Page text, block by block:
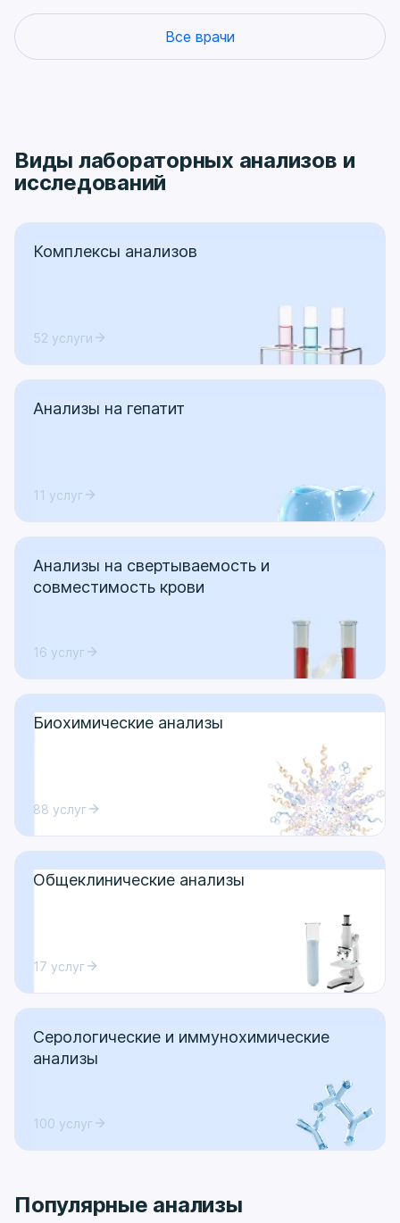
Все врачи
Виды лабораторных анализов и
исследований
Комплексы анализов
52 услуги
Анализы на гепатит
11 услуг
Анализы на свертываемость и
совместимость крови
16 услуг
Биохимические анализы
88 услуг
Общеклинические анализы
17 услуг
Серологические и иммунохимические
анализы
100 услуг
Популярные анализы